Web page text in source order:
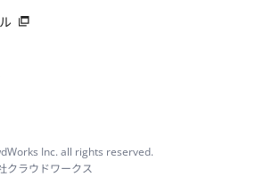
Inc. all rights reserved.
クラウドワークス